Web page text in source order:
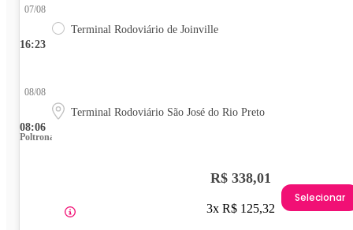
16:23
07/08
Terminal Rodoviário de Joinville
08:06
08/08
Terminal Rodoviário São José do Rio Preto
Poltrona
R$ 338,01
3x R$ 125,32
Selecionar